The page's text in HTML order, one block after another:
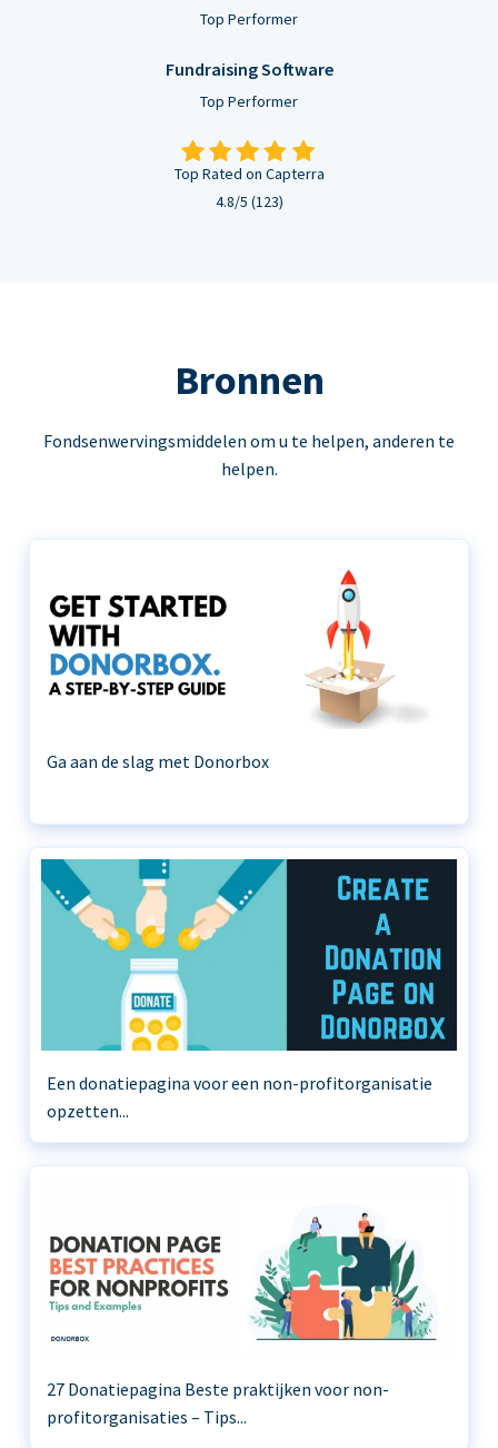
Top Performer
Fundraising Software
Top Performer
Top Rated on Capterra
4.8/5 (123)
Bronnen
Fondsenwervingsmiddelen om u te helpen, anderen te
helpen.
Ga aan de slag met Donorbox
Een donatiepagina voor een non-profitorganisatie
opzetten...
27 Donatiepagina Beste praktijken voor non-
profitorganisaties – Tips...